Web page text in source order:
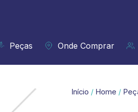
Peças Onde Comprar
Início / Home /